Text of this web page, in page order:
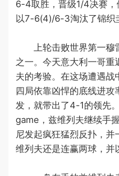
6-4取胜，晋级1/4决赛，
以7-6(4)/6-3淘汰了锦织
上轮击败世界第一穆
之一。今天意大利一哥重
夫的考验。在这场遭遇
四局依靠凶悍的底线进
发，就带出了4-1的领先
game，兹维列夫继续手
尼发起疯狂猛烈反扑，
维列夫还是连赢两球，并